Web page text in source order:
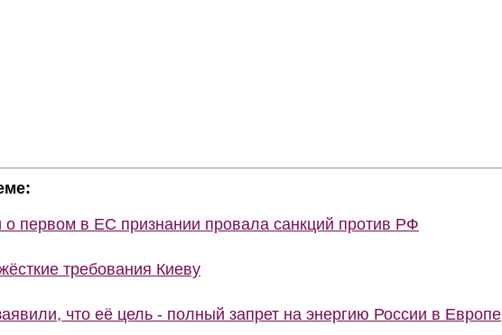
о первом в ЕС признании провала санкций против РФ
требования Киеву
что её цель - полный запрет на энергию России в Европе